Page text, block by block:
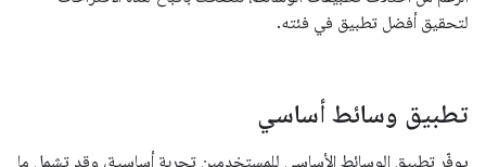
لتحقيق أفضل تطبيق في فئته.
تطبيق وسائط أساسي
يوفّر تطبيق الوسائط الأساسي للمستخدمين تجربة أساسية، وقد تشمل ما